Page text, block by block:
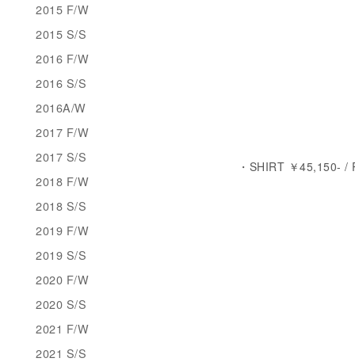
・SHIRT ￥45,150- /
2015 F/W
2015 S/S
2016 F/W
2016 S/S
2016A/W
2017 F/W
2017 S/S
2018 F/W
2018 S/S
2019 F/W
2019 S/S
2020 F/W
2020 S/S
2021 F/W
2021 S/S